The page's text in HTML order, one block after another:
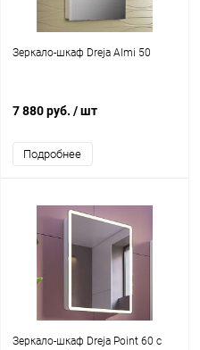
Зеркало-шкаф Dreja Almi 50
7 880 руб. / шт
Подробнее
Зеркало-шкаф Dreja Point 60 c